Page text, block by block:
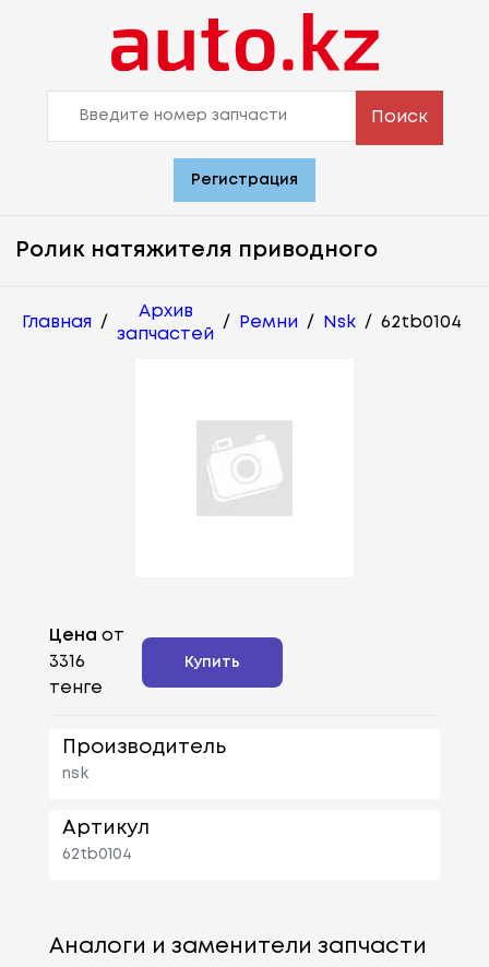
Поиск
Регистрация
Ролик натяжителя приводного
Главная /
Архив
запчастей
/ Ремни / Nsk / 62tb0104
Цена от
3316
тенге
Купить
Производитель
nsk
Артикул
62tb0104
Аналоги и заменители запчасти